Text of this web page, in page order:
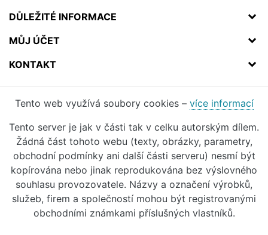
DŮLEŽITÉ INFORMACE
MŮJ ÚČET
KONTAKT
Tento web využívá soubory cookies – více informací
Tento server je jak v části tak v celku autorským dílem.
Žádná část tohoto webu (texty, obrázky, parametry,
obchodní podmínky ani další části serveru) nesmí být
kopírována nebo jinak reprodukována bez výslovného
souhlasu provozovatele. Názvy a označení výrobků,
služeb, firem a společností mohou být registrovanými
obchodními známkami příslušných vlastníků.